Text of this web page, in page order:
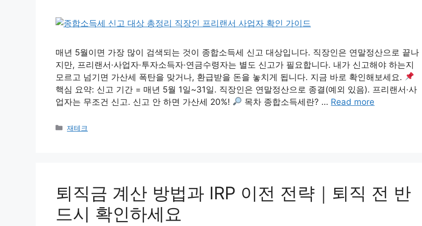
매년 5월이면 가장 많이 검색되는 것이 종합소득세 신고 대상입니다. 직장인은 연말정산으로 끝나
지만, 프리랜서·사업자·투자소득자·연금수령자는 별도 신고가 필요합니다. 내가 신고해야 하는지
모르고 넘기면 가산세 폭탄을 맞거나, 환급받을 돈을 놓치게 됩니다. 지금 바로 확인해보세요.
핵심 요약: 신고 기간 = 매년 5월 1일~31일. 직장인은 연말정산으로 종결(예외 있음). 프리랜서·사
업자는 무조건 신고. 신고 안 하면 가산세 20%!
목차 종합소득세란? … Read more
Categories
재테크
퇴직금 계산 방법과 IRP 이전 전략｜퇴직 전 반
드시 확인하세요